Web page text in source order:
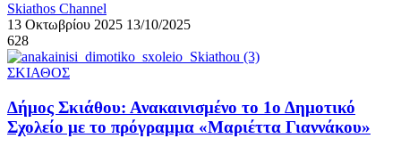
Skiathos Channel
13 Οκτωβρίου 2025 13/10/2025
628
ΣΚΙΑΘΟΣ
Δήμος Σκιάθου: Ανακαινισμένο το 1ο Δημοτικό
Σχολείο με το πρόγραμμα «Μαριέττα Γιαννάκου»